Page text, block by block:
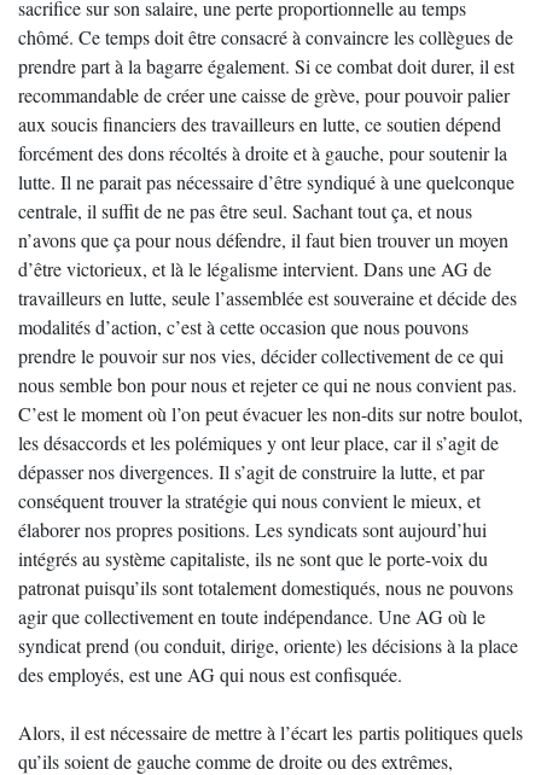
sacrifice sur son salaire, une perte proportionnelle au temps
chômé. Ce temps doit être consacré à convaincre les collègues de
prendre part à la bagarre également. Si ce combat doit durer, il est
recommandable de créer une caisse de grève, pour pouvoir palier
aux soucis financiers des travailleurs en lutte, ce soutien dépend
forcément des dons récoltés à droite et à gauche, pour soutenir la
lutte. Il ne parait pas nécessaire d’être syndiqué à une quelconque
centrale, il suffit de ne pas être seul. Sachant tout ça, et nous
n’avons que ça pour nous défendre, il faut bien trouver un moyen
d’être victorieux, et là le légalisme intervient. Dans une AG de
travailleurs en lutte, seule l’assemblée est souveraine et décide des
modalités d’action, c’est à cette occasion que nous pouvons
prendre le pouvoir sur nos vies, décider collectivement de ce qui
nous semble bon pour nous et rejeter ce qui ne nous convient pas.
C’est le moment où l’on peut évacuer les non-dits sur notre boulot,
les désaccords et les polémiques y ont leur place, car il s’agit de
dépasser nos divergences. Il s’agit de construire la lutte, et par
conséquent trouver la stratégie qui nous convient le mieux, et
élaborer nos propres positions. Les syndicats sont aujourd’hui
intégrés au système capitaliste, ils ne sont que le porte-voix du
patronat puisqu’ils sont totalement domestiqués, nous ne pouvons
agir que collectivement en toute indépendance. Une AG où le
syndicat prend (ou conduit, dirige, oriente) les décisions à la place
des employés, est une AG qui nous est confisquée.
Alors, il est nécessaire de mettre à l’écart les partis politiques quels
qu’ils soient de gauche comme de droite ou des extrêmes,